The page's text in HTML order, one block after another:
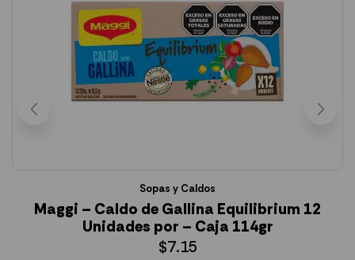
Sopas y Caldos
Maggi – Caldo de Gallina Equilibrium 12
Unidades por – Caja 114gr
$7.15